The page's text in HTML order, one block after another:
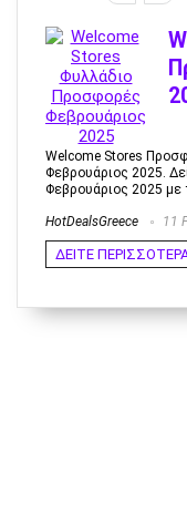
Welcome Stores
Φεβρουάριος 2025.
Φεβρουάριος 2025 με
HotDealsGreece 11
ΔΕΙΤΕ